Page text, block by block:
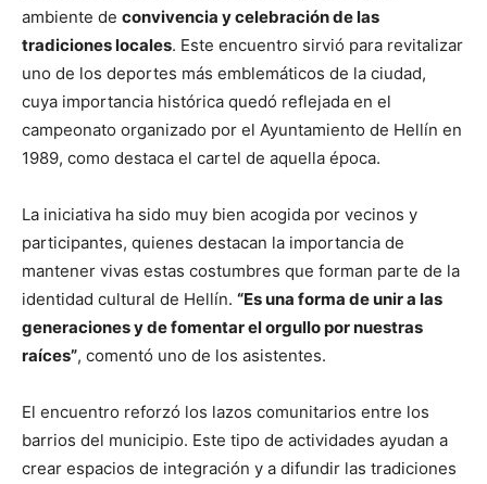
ambiente de convivencia y celebración de las
tradiciones locales. Este encuentro sirvió para revitalizar
uno de los deportes más emblemáticos de la ciudad,
cuya importancia histórica quedó reflejada en el
campeonato organizado por el Ayuntamiento de Hellín en
1989, como destaca el cartel de aquella época.
La iniciativa ha sido muy bien acogida por vecinos y
participantes, quienes destacan la importancia de
mantener vivas estas costumbres que forman parte de la
identidad cultural de Hellín. “Es una forma de unir a las
generaciones y de fomentar el orgullo por nuestras
raíces”, comentó uno de los asistentes.
El encuentro reforzó los lazos comunitarios entre los
barrios del municipio. Este tipo de actividades ayudan a
crear espacios de integración y a difundir las tradiciones